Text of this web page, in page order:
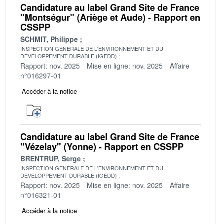
Candidature au label Grand Site de France
"Montségur" (Ariège et Aude) - Rapport en
CSSPP
SCHMIT, Philippe
INSPECTION GENERALE DE L'ENVIRONNEMENT ET DU
DEVELOPPEMENT DURABLE (IGEDD)
Rapport: nov. 2025 Mise en ligne: nov. 2025
Affaire
n°016297-01
Accéder à la notice
Candidature au label Grand Site de France
"Vézelay" (Yonne) - Rapport en CSSPP
BRENTRUP, Serge
INSPECTION GENERALE DE L'ENVIRONNEMENT ET DU
DEVELOPPEMENT DURABLE (IGEDD)
Rapport: nov. 2025 Mise en ligne: nov. 2025
Affaire
n°016321-01
Accéder à la notice